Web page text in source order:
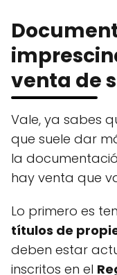
venta de
Vale, ya sabes
que suele dar
la
hay venta que
Lo primero es
títulos de
deben estar
inscritos en el